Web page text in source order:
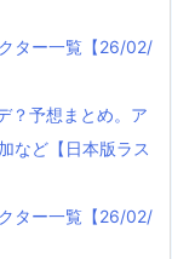
ター一覧【26/02/
？予想まとめ。ア
など【日本版ラス
ター一覧【26/02/